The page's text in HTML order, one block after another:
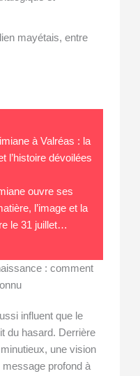
mayétais, entre
à Valréas : la
l’histoire dévoilées
ouvre ses
l’image et la
le 31 juillet…
: comment
influent que le
du hasard. Derrière
une vision
profond à